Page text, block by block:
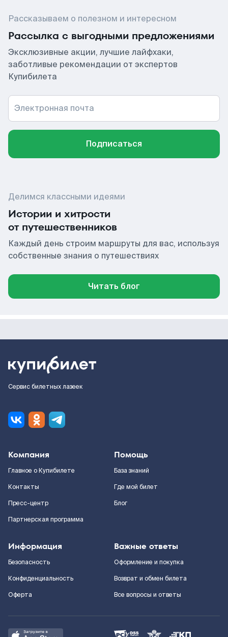
Рассказываем о полезном и интересном
Рассылка с выгодными предложениями
Эксклюзивные акции, лучшие лайфхаки,
заботливые рекомендации от экспертов
Купибилета
Электронная почта
Подписаться
Делимся классными идеями
Истории и хитрости
от путешественников
Каждый день строим маршруты для вас, используя
собственные знания о путешествиях
Читать блог
Сервис билетных лазеек
Компания
Главное о Купибилете
Контакты
Пресс-центр
Партнерская программа
Помощь
База знаний
Где мой билет
Блог
Информация
Безопасность
Конфиденциальность
Оферта
Важные ответы
Оформление и покупка
Возврат и обмен билета
Все вопросы и ответы